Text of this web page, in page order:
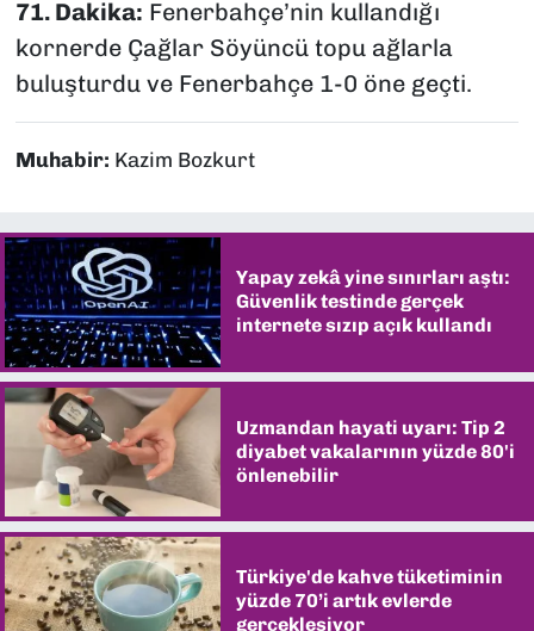
71. Dakika: Fenerbahçe’nin kullandığı
kornerde Çağlar Söyüncü topu ağlarla
buluşturdu ve Fenerbahçe 1-0 öne geçti.
Muhabir: Kazim Bozkurt
Yapay zekâ yine sınırları aştı:
Güvenlik testinde gerçek
internete sızıp açık kullandı
Uzmandan hayati uyarı: Tip 2
diyabet vakalarının yüzde 80'i
önlenebilir
Türkiye'de kahve tüketiminin
yüzde 70’i artık evlerde
gerçekleşiyor